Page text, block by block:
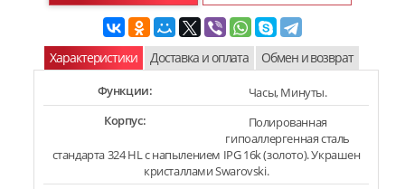
Характеристики Доставка и оплата Обмен и возврат
Функции:
Часы, Минуты.
Корпус:
Полированная
гипоаллергенная сталь
стандарта 324 HL с напылением IPG 16k (золото). Украшен
кристаллами Swarovski.